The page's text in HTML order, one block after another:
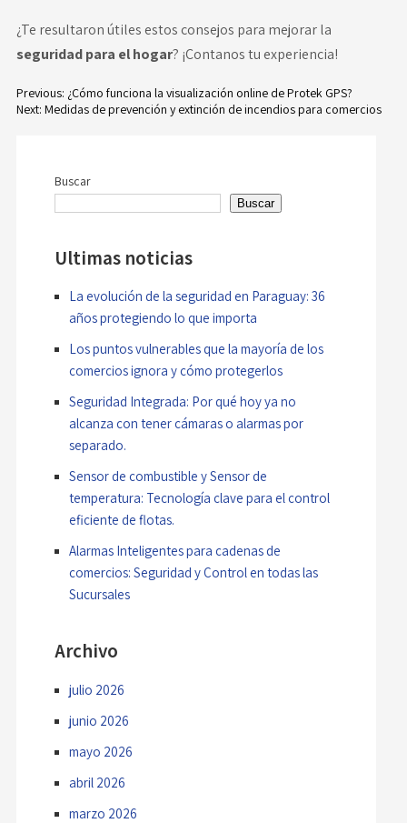
¿Te resultaron útiles estos consejos para mejorar la
seguridad para el hogar? ¡Contanos tu experiencia!
entradas
Previous: ¿Cómo funciona la visualización online de Protek GPS?
Next: Medidas de prevención y extinción de incendios para comercios
Buscar
Buscar
Ultimas noticias
La evolución de la seguridad en Paraguay: 36
años protegiendo lo que importa
Los puntos vulnerables que la mayoría de los
comercios ignora y cómo protegerlos
Seguridad Integrada: Por qué hoy ya no
alcanza con tener cámaras o alarmas por
separado.
Sensor de combustible y Sensor de
temperatura: Tecnología clave para el control
eficiente de flotas.
Alarmas Inteligentes para cadenas de
comercios: Seguridad y Control en todas las
Sucursales
Archivo
julio 2026
junio 2026
mayo 2026
abril 2026
marzo 2026